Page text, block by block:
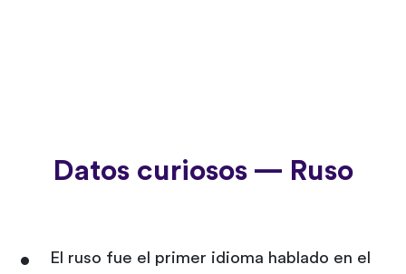
Datos curiosos — Ruso
El ruso fue el primer idioma hablado en el